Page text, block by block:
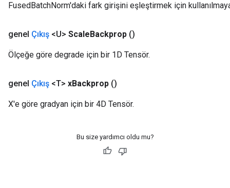
FusedBatchNorm'daki fark girişini eşleştirmek için
genel Çıkış <U> ScaleBackprop ()
Ölçeğe göre degrade için bir 1D Tensör.
genel Çıkış <T> xBackprop ()
X'e göre gradyan için bir 4D Tensör.
Bu size yardımcı oldu mu?